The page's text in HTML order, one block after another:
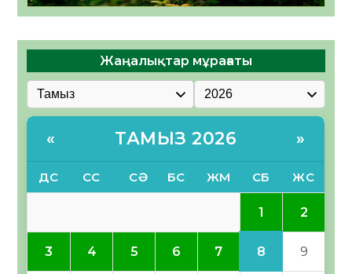
Жаңалықтар мұрағаты
« ТАМЫЗ 2026 »
ДС СС СӘ БС ЖМ СБ ЖС
1 2
3 4 5 6 7 8 9